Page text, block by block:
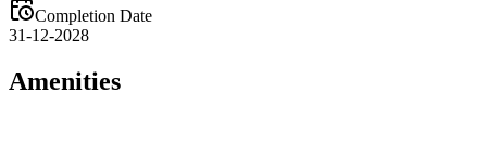
Completion Date
31-12-2028
Amenities